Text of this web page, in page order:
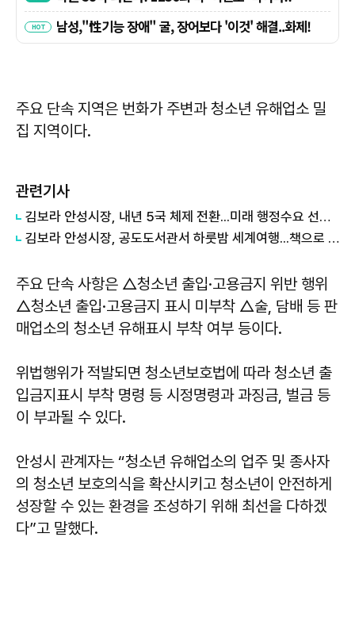
주요 단속 지역은 번화가 주변과 청소년 유해업소 밀
집 지역이다.
관련기사
김보라 안성시장, 내년 5국 체제 전환...미래 행정수요 선제 대응
김보라 안성시장, 공도도서관서 하룻밤 세계여행...책으로 채운 여름밤
주요 단속 사항은 △청소년 출입·고용금지 위반 행위
△청소년 출입·고용금지 표시 미부착 △술, 담배 등 판
매업소의 청소년 유해표시 부착 여부 등이다.
위법행위가 적발되면 청소년보호법에 따라 청소년 출
입금지표시 부착 명령 등 시정명령과 과징금, 벌금 등
이 부과될 수 있다.
안성시 관계자는 “청소년 유해업소의 업주 및 종사자
의 청소년 보호의식을 확산시키고 청소년이 안전하게
성장할 수 있는 환경을 조성하기 위해 최선을 다하겠
다”고 말했다.